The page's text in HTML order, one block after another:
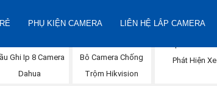
PHỤ KIỆN CAMERA LIÊN HỆ LẮP CAMERA
Ghi Ip 8 Camera
Dahua
Bô Camera Chống
Trộm Hikvision
Phát Hiện Xe